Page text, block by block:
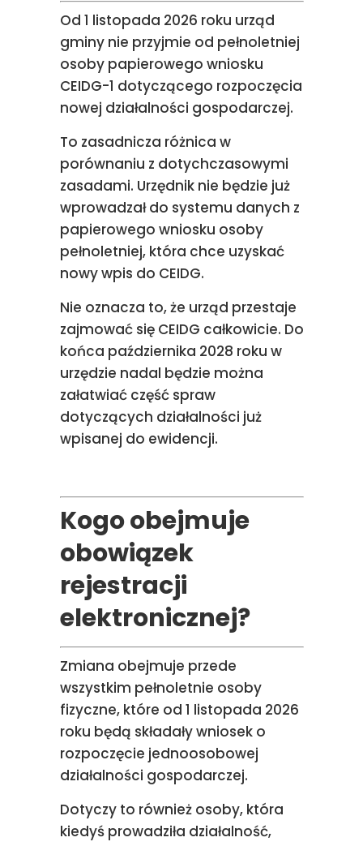
Od 1 listopada 2026 roku urząd
gminy nie przyjmie od pełnoletniej
osoby papierowego wniosku
CEIDG-1 dotyczącego rozpoczęcia
nowej działalności gospodarczej.
To zasadnicza różnica w
porównaniu z dotychczasowymi
zasadami. Urzędnik nie będzie już
wprowadzał do systemu danych z
papierowego wniosku osoby
pełnoletniej, która chce uzyskać
nowy wpis do CEIDG.
Nie oznacza to, że urząd przestaje
zajmować się CEIDG całkowicie. Do
końca października 2028 roku w
urzędzie nadal będzie można
załatwiać część spraw
dotyczących działalności już
wpisanej do ewidencji.
Kogo obejmuje
obowiązek
rejestracji
elektronicznej?
Zmiana obejmuje przede
wszystkim pełnoletnie osoby
fizyczne, które od 1 listopada 2026
roku będą składały wniosek o
rozpoczęcie jednoosobowej
działalności gospodarczej.
Dotyczy to również osoby, która
kiedyś prowadziła działalność,